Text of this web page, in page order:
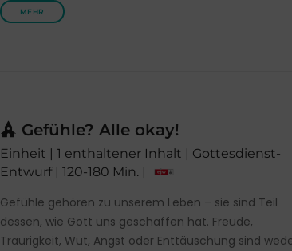
MEHR
Gefühle? Alle okay!
Einheit | 1 enthaltener Inhalt | Gottesdienst-
Entwurf | 120-180 Min. |
Gefühle gehören zu unserem Leben – sie sind Teil
dessen, wie Gott uns geschaffen hat. Freude,
Traurigkeit, Wut, Angst oder Enttäuschung sind